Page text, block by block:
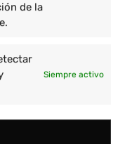
de la
Siempre activo